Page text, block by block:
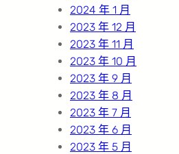
2024 年 1 月
2023 年 12 月
2023 年 11 月
2023 年 10 月
2023 年 9 月
2023 年 8 月
2023 年 7 月
2023 年 6 月
2023 年 5 月